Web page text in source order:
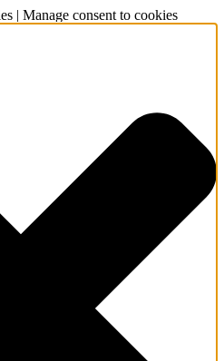
| Manage consent to cookies